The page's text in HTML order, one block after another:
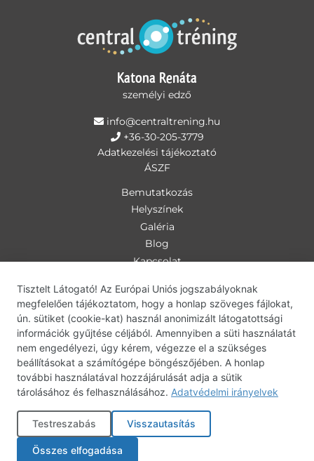
Katona Renáta
személyi edző
info@centraltrening.hu
+36-30-205-3779
Adatkezelési tájékoztató
ÁSZF
Bemutatkozás
Helyszínek
Galéria
Blog
Kapcsolat
Személyi edzés
Csoportos óra
bodyART
deepWORK
bodyART-deepWORK
Babakocsi térning
Centrál tréning
Otthoni edzésterv
Copyright
2026 Central tréning. Minden jog fenntartva |
Tisztelt Látogató! Az Európai Uniós jogszabályoknak
megfelelően tájékoztatom, hogy a honlap szöveges fájlokat,
ún. sütiket (cookie-kat) használ anonimizált látogatottsági
információk gyűjtése céljából. Amennyiben a süti használatát
nem engedélyezi, úgy kérem, végezze el a szükséges
beállításokat a számítógépe böngészőjében. A honlap
további használatával hozzájárulását adja a sütik
tárolásához és felhasználásához. Adatvédelmi irányelvek
Testreszabás Visszautasítás
Összes elfogadása